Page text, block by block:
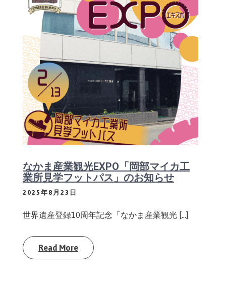
なかま産業観光EXPO「岡部マイカ工
業所見学フットパス」のお知らせ
2025年8月23日
世界遺産登録10周年記念「なかま産業観光 […]
Read More